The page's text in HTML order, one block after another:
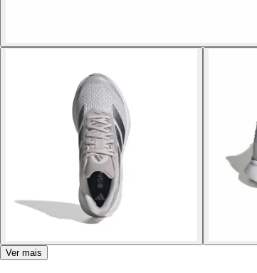
Ver mais